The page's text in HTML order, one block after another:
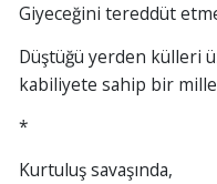
Giyeceğini tereddüt
Düştüğü yerden külleri
kabiliyete sahip bir
*
Kurtuluş savaşında,